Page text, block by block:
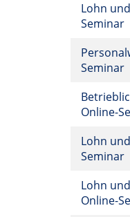
Lohn
Seminar
Seminar
Online-
Lohn
Seminar
Lohn
Online-